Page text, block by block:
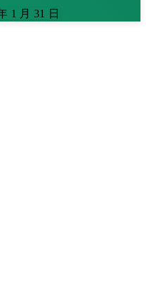
1 月 31 日